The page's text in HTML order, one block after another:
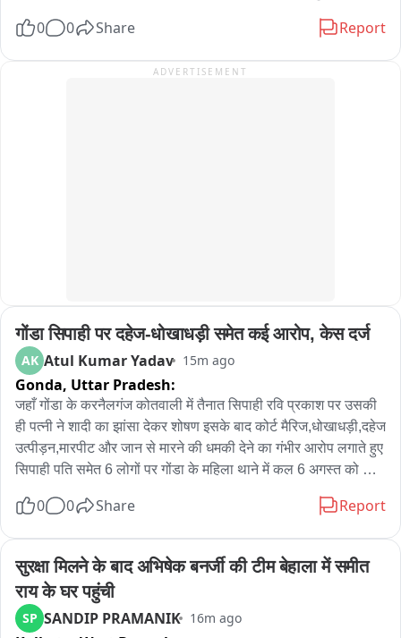
समय-समय पर मंदिर भेजा जाता था। पुलिस ने आरोपी के कब्जे से चोरी की
0 0 Share Report
ADVERTISEMENT
गोंडा सिपाही पर दहेज-धोखाधड़ी समेत कई आरोप, केस दर्ज
AK Atul Kumar Yadav 15m ago
Gonda, Uttar Pradesh:
जहाँ गोंडा के करनैलगंज कोतवाली में तैनात सिपाही रवि प्रकाश पर उसकी
ही पत्नी ने शादी का झांसा देकर शोषण इसके बाद कोर्ट मैरिज,धोखाधड़ी,दहेज
उत्पीड़न,मारपीट और जान से मारने की धमकी देने का गंभीर आरोप लगाते हुए
सिपाही पति समेत 6 लोगों पर गोंडा के महिला थाने में कल 6 अगस्त को
जांच शुरू कर दी है इस पूरे प्रकरण की जांच उप-निरीक्षक तशरीफ अहमद
पुलिस प्रशासन में भी हड़कंप मचा हुआ है। सीतापुर जिले के हरगांव थाना
क्षेत्र की रहने वाली पीड़िता के अनुसार वर्ष 2020 में उसकी मुलाकात
लखीमपुर खीरी के मोहम्मदबाद निवासी रविप्रकाश से हुई थी। आरोप है कि
रविप्रकाश ने शादी का झांसा देकर पीड़िता के साथ शारीरिक संबंध बनाए।
0 0 Share Report
सुरक्षा मिलने के बाद अभिषेक बनर्जी की टीम बेहाला में समीत
राय के घर पहुंची
SP SANDIP PRAMANIK 16m ago